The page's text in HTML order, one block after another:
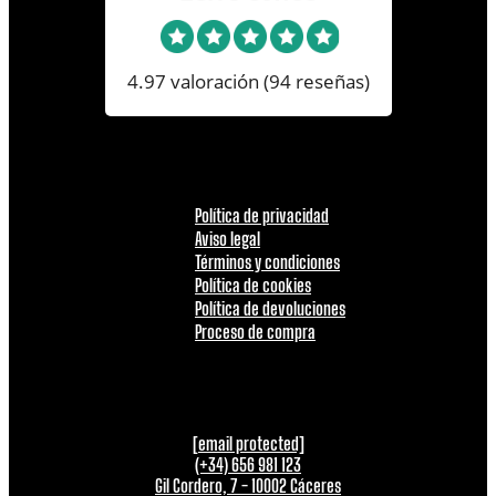
4.97 valoración (94 reseñas)
Política de privacidad
Aviso legal
Términos y condiciones
Política de cookies
Política de devoluciones
Proceso de compra
[email protected]
(+34) 656 981 123
Gil Cordero, 7 - 10002 Cáceres